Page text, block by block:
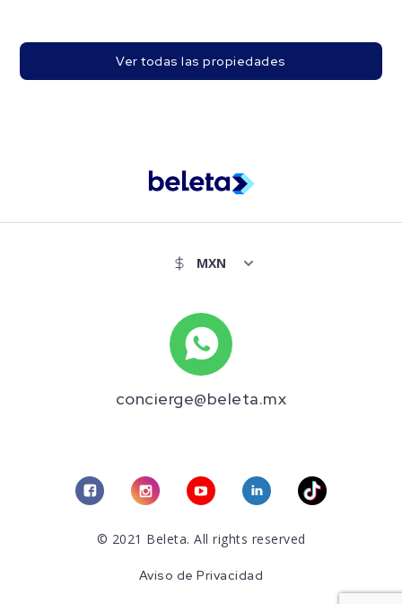
Ver todas las propiedades
concierge@beleta.mx
© 2021 Beleta. All rights reserved
Aviso de Privacidad